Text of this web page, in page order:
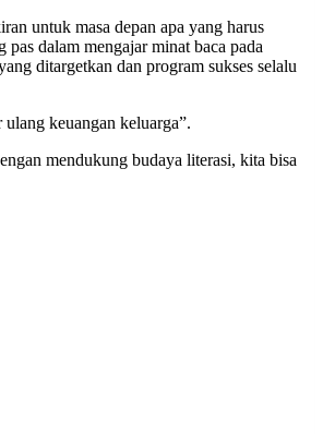
untuk masa depan apa yang harus
dalam mengajar minat baca pada
ditargetkan dan program sukses selalu
keuangan keluarga”.
mendukung budaya literasi, kita bisa